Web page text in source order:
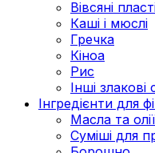
Вівсяні
Каші і мюслі
Гречка
Кіноа
Рис
Інші злакові
Інгредієнти для
Масла та
Суміші для